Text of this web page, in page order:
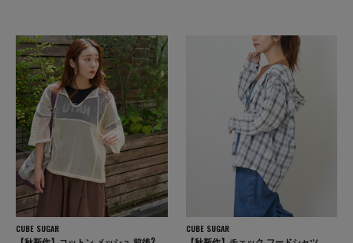
CUBE SUGAR CUBE SUGAR